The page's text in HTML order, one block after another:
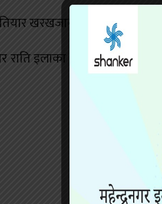
खरखजाना मुद्दाका रोशनलाई
इलाका प्रहरी